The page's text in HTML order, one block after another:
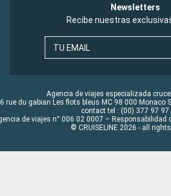
Newsletters
Recibe nuestras
TU EMAIL
Agencia de viajes especializada
rue du gabian Les flots bleus MC 98 000 Monaco
contact tel : (00) 377 97 97
de viajes n° 006 02 0007 – Responsabilidad
© CRUISELINE 2026 - all